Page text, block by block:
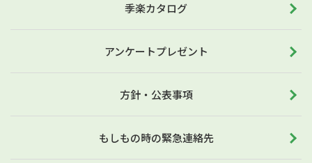
季楽カタログ
アンケートプレゼント
方針・公表事項
もしもの時の緊急連絡先